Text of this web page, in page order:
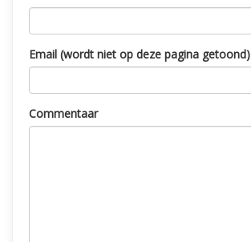
Email (wordt niet op deze pagina getoond)
Commentaar